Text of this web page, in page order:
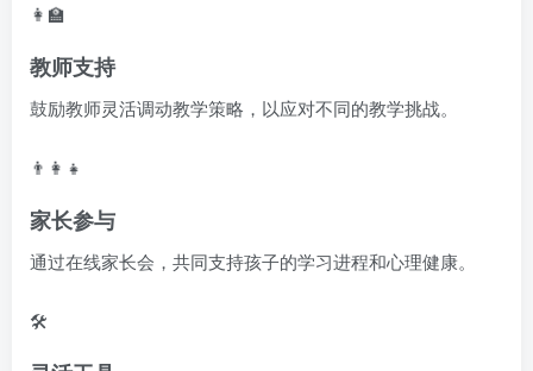
👩‍🏫
教师支持
鼓励教师灵活调动教学策略，以应对不同的教学挑战。
👨‍👩‍👧
家长参与
通过在线家长会，共同支持孩子的学习进程和心理健康。
🛠️